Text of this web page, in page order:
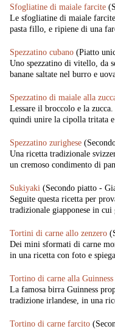
Sfogliatine di maiale farcite
Le sfogliatine di maiale
pasta fillo, e ripiene di una
Spezzatino cubano (Piatto
Uno spezzatino di vitello, da
banane saltate nel burro e
Spezzatino di maiale alla
Lessare il broccolo e la
quindi unire la cipolla tritata e
Spezzatino zurighese
Una ricetta tradizionale
un cremoso condimento di
Sukiyaki (Secondo piatto -
Seguite questa ricetta per
tradizionale giapponese in
Tortini di carne allo zenzero
Dei mini sformati di carne
in una ricetta con foto e
Tortino di carne alla Guinness
La famosa birra Guinness
tradizione irlandese, in una
Tortino di carne farcito